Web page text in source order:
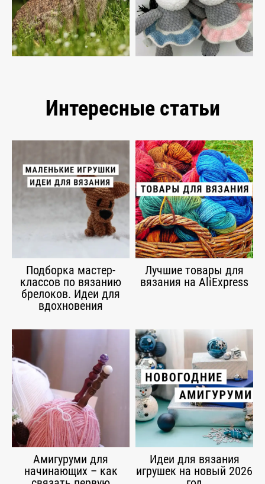
Интересные статьи
Подборка мастер-
классов по вязанию
брелоков. Идеи для
вдохновения
Лучшие товары для
вязания на AliExpress
Амигуруми для
начинающих – как
Идеи для вязания
игрушек на новый 2026